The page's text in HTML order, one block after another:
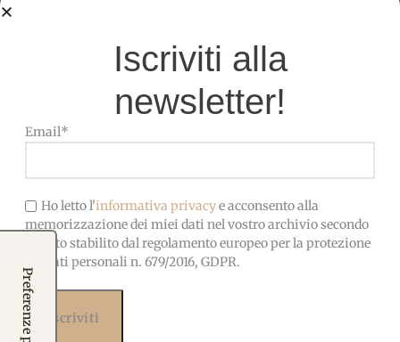
Pannolenci di alta qualità,
incollare
CERTIFICATO
OEKO-TEX-Privo di sostanze
nocive, adatto anche ai
bambini
Iscriviti alla
newsletter!
Email*
Ho letto l'informativa privacye acconsento alla
memorizzazione dei miei dati nel vostro archivio secondo
quanto stabilito dal regolamento europeo per la protezione
dei dati personali n. 679/2016, GDPR.